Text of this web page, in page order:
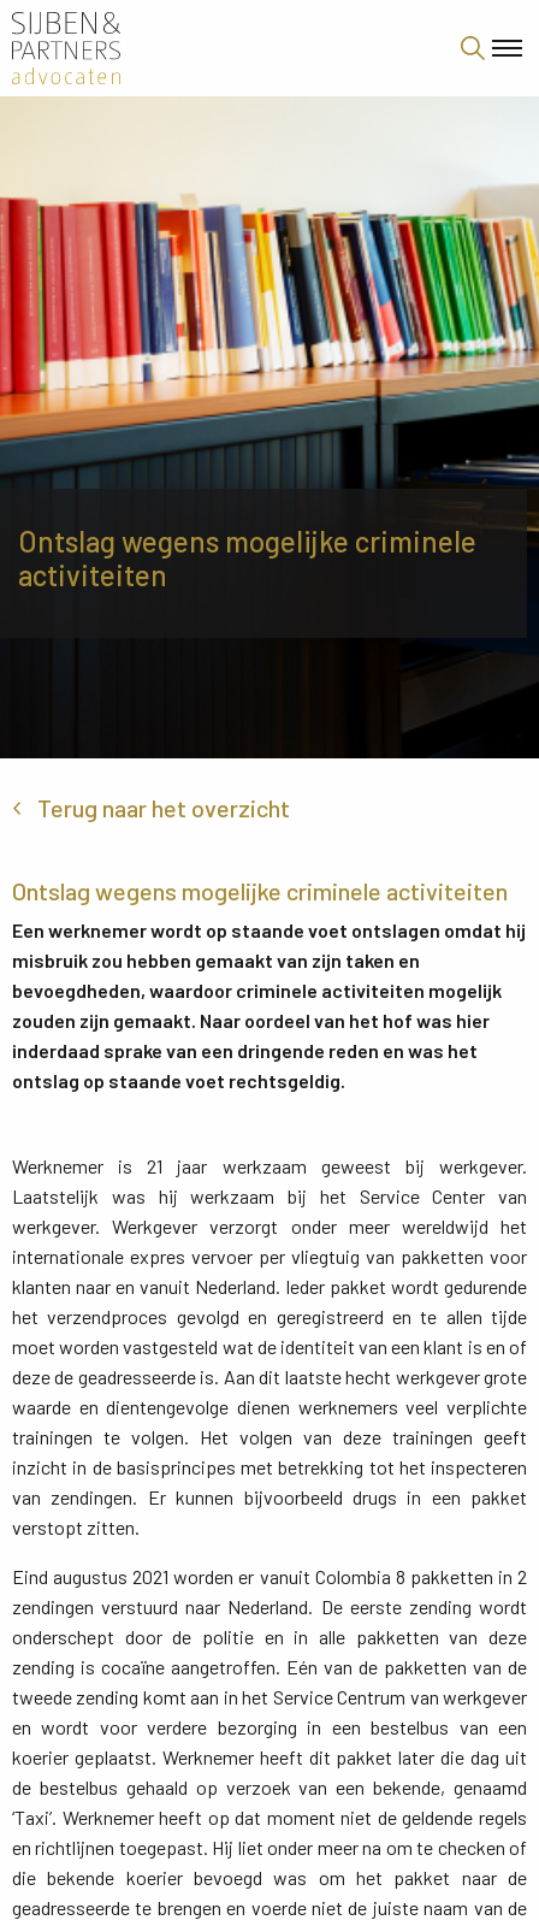
Ontslag wegens mogelijke criminele
activiteiten
Terug naar het overzicht
Ontslag wegens mogelijke criminele activiteiten
Een werknemer wordt op staande voet ontslagen omdat hij
misbruik zou hebben gemaakt van zijn taken en
bevoegdheden, waardoor criminele activiteiten mogelijk
zouden zijn gemaakt. Naar oordeel van het hof was hier
inderdaad sprake van een dringende reden en was het
ontslag op staande voet rechtsgeldig.
Werknemer is 21 jaar werkzaam geweest bij werkgever.
Laatstelijk was hij werkzaam bij het Service Center van
werkgever. Werkgever verzorgt onder meer wereldwijd het
internationale expres vervoer per vliegtuig van pakketten voor
klanten naar en vanuit Nederland. Ieder pakket wordt gedurende
het verzendproces gevolgd en geregistreerd en te allen tijde
moet worden vastgesteld wat de identiteit van een klant is en of
deze de geadresseerde is. Aan dit laatste hecht werkgever grote
waarde en dientengevolge dienen werknemers veel verplichte
trainingen te volgen. Het volgen van deze trainingen geeft
inzicht in de basisprincipes met betrekking tot het inspecteren
van zendingen. Er kunnen bijvoorbeeld drugs in een pakket
verstopt zitten.
Eind augustus 2021 worden er vanuit Colombia 8 pakketten in 2
zendingen verstuurd naar Nederland. De eerste zending wordt
onderschept door de politie en in alle pakketten van deze
zending is cocaïne aangetroffen. Eén van de pakketten van de
tweede zending komt aan in het Service Centrum van werkgever
en wordt voor verdere bezorging in een bestelbus van een
koerier geplaatst. Werknemer heeft dit pakket later die dag uit
de bestelbus gehaald op verzoek van een bekende, genaamd
‘Taxi’. Werknemer heeft op dat moment niet de geldende regels
en richtlijnen toegepast. Hij liet onder meer na om te checken of
die bekende koerier bevoegd was om het pakket naar de
geadresseerde te brengen en voerde niet de juiste naam van de